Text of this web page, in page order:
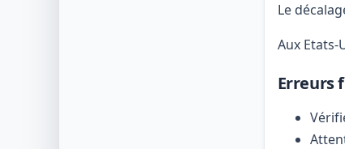
Le
Aux
Erreurs